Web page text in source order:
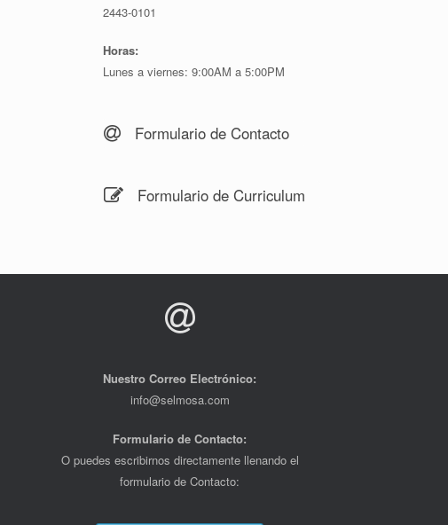
2443-0101
Horas:
Lunes a viernes: 9:00AM a 5:00PM
Formulario de Contacto
Formulario de Curriculum
Nuestro Correo Electrónico:
info@selmosa.com
Formulario de Contacto:
O puedes escribirnos directamente llenando el
formulario de Contacto: